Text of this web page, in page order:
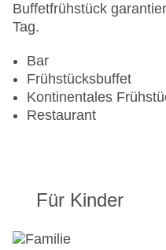
Buffetfrühstück
Tag.
Bar
Frühstücksbuffet
Kontinentales
Restaurant
Für Kinder